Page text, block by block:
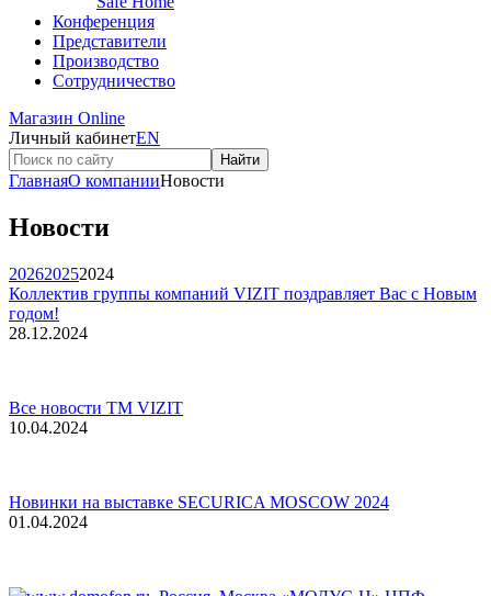
Конференция
Представители
Производство
Сотрудничество
Магазин Online
Личный кабинетEN
Найти
ГлавнаяО компанииНовости
Новости
202620252024
Коллектив группы компаний VIZIT поздравляет Вас с Новым
годом!
28.12.2024
Все новости ТМ VIZIT
10.04.2024
Новинки на выставке SECURICA MOSCOW 2024
01.04.2024